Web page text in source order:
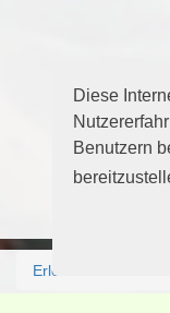
Diese
Benutzern
Erlebnis Norden